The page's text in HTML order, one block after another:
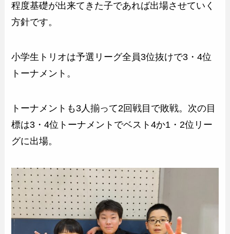
程度基礎が出来てきた子であれば出場させていく
方針です。
小学生トリオは予選リーグ全員3位抜けで3・4位
トーナメント。
トーナメントも3人揃って2回戦目で敗戦。次の目
標は3・4位トーナメントでベスト4か1・2位リー
グに出場。